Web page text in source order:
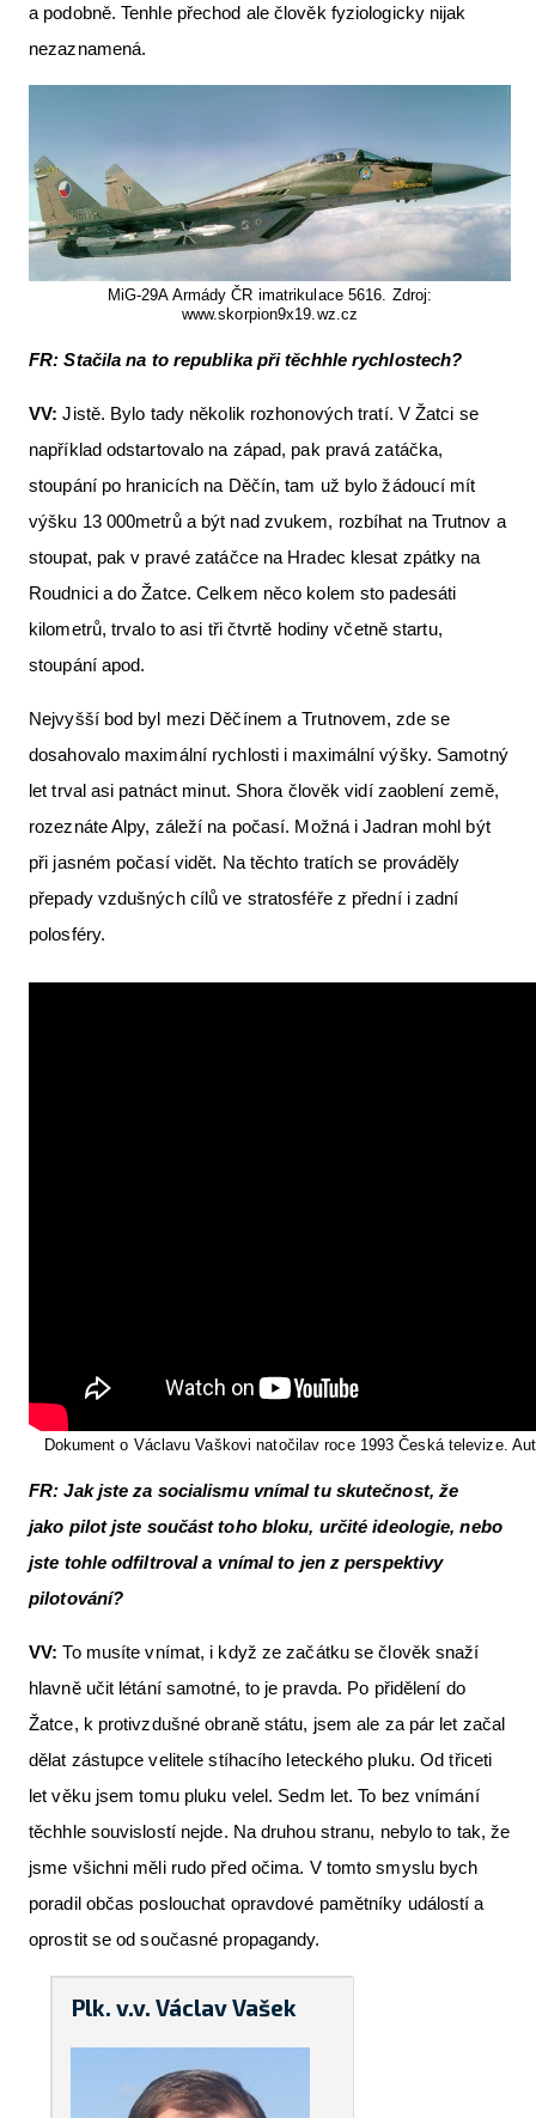
a podobně. Tenhle přechod ale člověk fyziologicky nijak
nezaznamená.
MiG-29A Armády ČR imatrikulace 5616. Zdroj:
www.skorpion9x19.wz.cz
FR:Stačila na to republika při těchhle rychlostech?
VV: Jistě. Bylo tady několik rozhonových tratí. V Žatci se
například odstartovalo na západ, pak pravá zatáčka,
stoupání po hranicích na Děčín, tam už bylo žádoucí mít
výšku 13 000metrů a být nad zvukem, rozbíhat na Trutnov a
stoupat, pak v pravé zatáčce na Hradec klesat zpátky na
Roudnici a do Žatce. Celkem něco kolem sto padesáti
kilometrů, trvalo to asi tři čtvrtě hodiny včetně startu,
stoupání apod.
Nejvyšší bod byl mezi Děčínem a Trutnovem, zde se
dosahovalo maximální rychlosti i maximální výšky. Samotný
let trval asi patnáct minut. Shora člověk vidí zaoblení země,
rozeznáte Alpy, záleží na počasí. Možná i Jadran mohl být
při jasném počasí vidět. Na těchto tratích se prováděly
přepady vzdušných cílů ve stratosféře z přední i zadní
polosféry.
Dokument o Václavu Vaškovi natočilav roce 1993 Česká televize.
FR: Jak jste za socialismu vnímal tu skutečnost, že
jako pilot jste součást toho bloku, určité ideologie, nebo
jste tohle odfiltroval a vnímal to jen z perspektivy
pilotování?
VV: To musíte vnímat, i když ze začátku se člověk snaží
hlavně učit létání samotné, to je pravda. Po přidělení do
Žatce, k protivzdušné obraně státu, jsem ale za pár let začal
dělat zástupce velitele stíhacího leteckého pluku. Od třiceti
let věku jsem tomu pluku velel. Sedm let. To bez vnímání
těchhle souvislostí nejde. Na druhou stranu, nebylo to tak, že
jsme všichni měli rudo před očima. V tomto smyslu bych
poradil občas poslouchat opravdové pamětníky událostí a
oprostit se od současné propagandy.
Plk. v.v. Václav Vašek